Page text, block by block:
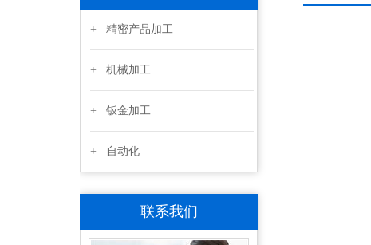
+ 精密产品加工
+ 机械加工
+ 钣金加工
+ 自动化
联系我们